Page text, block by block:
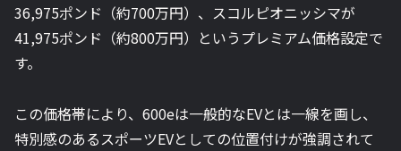
36,975ポンド（約700万円）、スコルピオニッシマが
41,975ポンド（約800万円）というプレミアム価格設定で
す。
この価格帯により、600eは一般的なEVとは一線を画し、
特別感のあるスポーツEVとしての位置付けが強調されて